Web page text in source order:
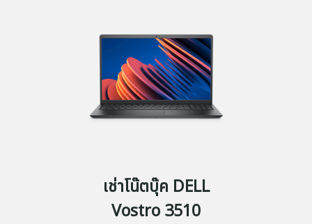
เช่าโน๊ตบุ๊ค DELL
Vostro 3510